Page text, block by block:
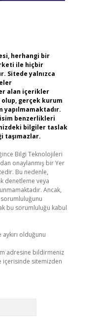
herhangi bir
ile hiçbir
Sitede yalnızca
alan içerikler
gerçek kurum
yapılmamaktadır.
benzerlikleri
bilgiler taslak
taşımazlar.
Bilgi Teknolojileri
onaylanmış bir Yer
Bu nedenle,
denetleme veya
Ancak,
bu sorumluluğu kabul
olduğunu
adresine bildirmeniz
içerisinde sitemizden